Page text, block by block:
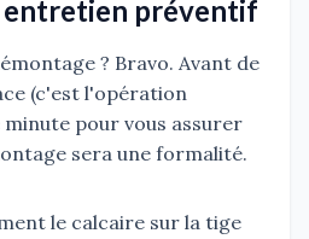
entretien préventif
? Bravo. Avant de
(c'est l'opération
pour vous assurer
sera une formalité.
le calcaire sur la tige